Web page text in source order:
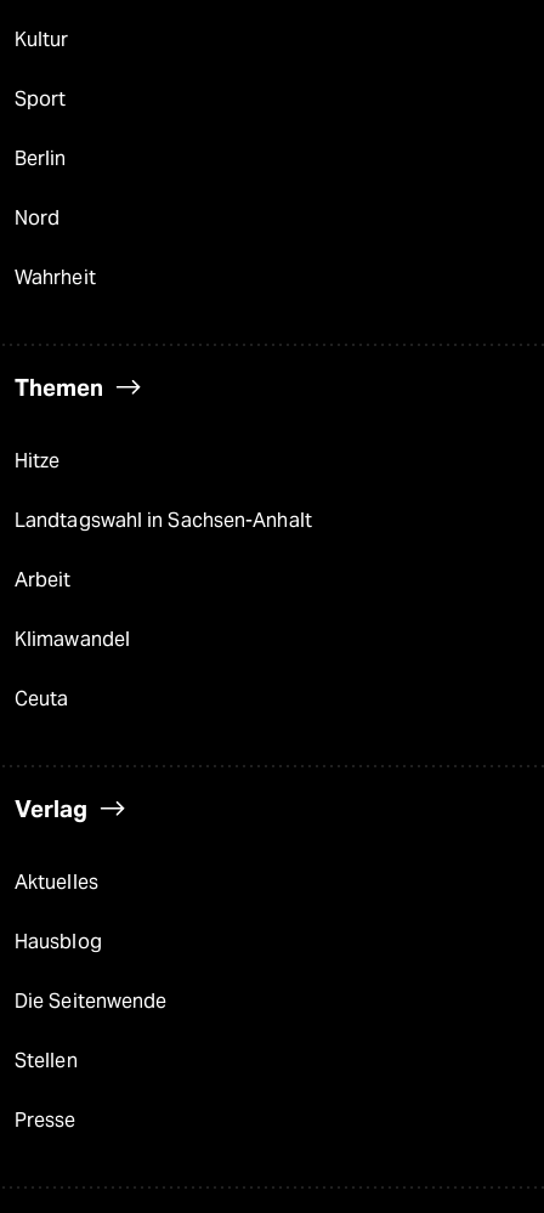
Kultur
Sport
Berlin
Nord
Wahrheit
Themen
Hitze
Landtagswahl in Sachsen-Anhalt
Arbeit
Klimawandel
Ceuta
Verlag
Aktuelles
Hausblog
Die Seitenwende
Stellen
Presse